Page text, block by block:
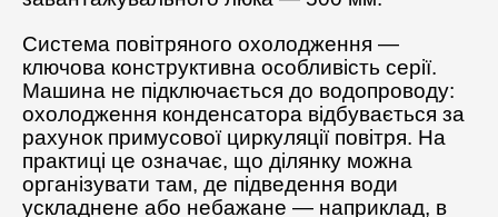
Система повітряного охолодження —
ключова конструктивна особливість серії.
Машина не підключається до водопроводу:
охолодження конденсатора відбувається за
рахунок примусової циркуляції повітря. На
практиці це означає, що ділянку можна
організувати там, де підведення води
ускладнене або небажане — наприклад, в